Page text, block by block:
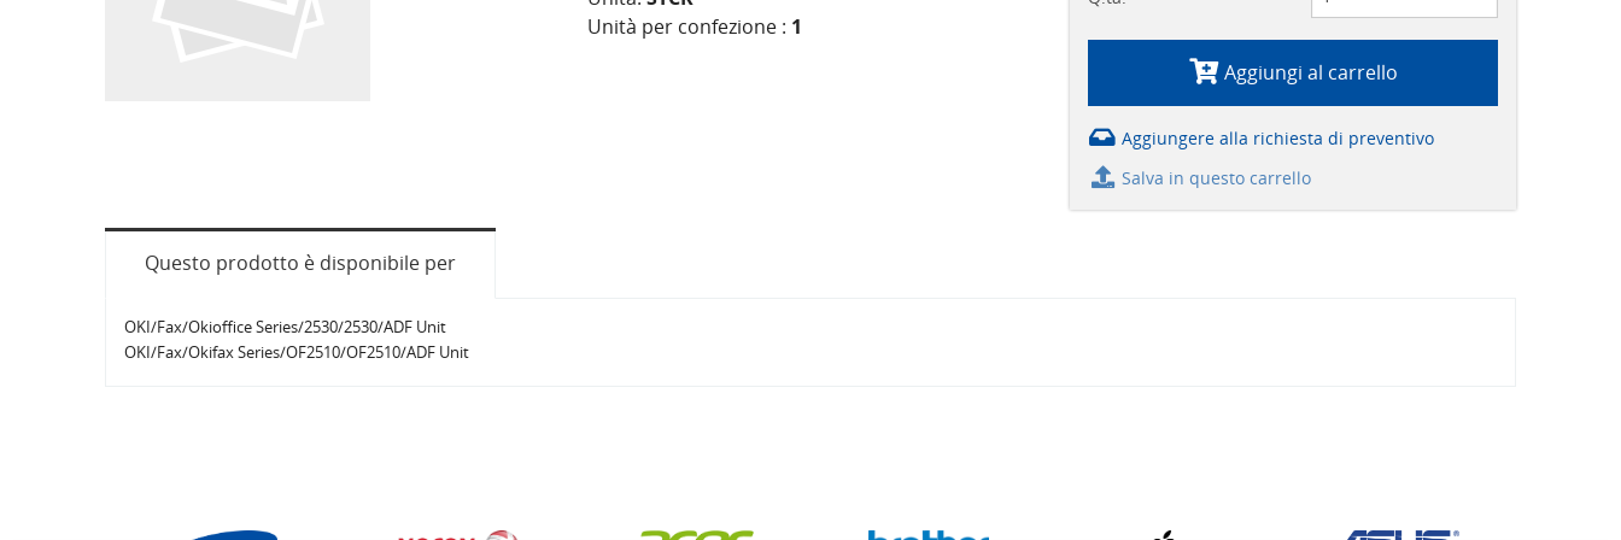
Unità per confezione : 1
Aggiungi al carrello
Aggiungere alla richiesta di preventivo
Salva in questo carrello
Questo prodotto è disponibile per
OKI/Fax/Okioffice Series/2530/2530/ADF Unit
OKI/Fax/Okifax Series/OF2510/OF2510/ADF Unit